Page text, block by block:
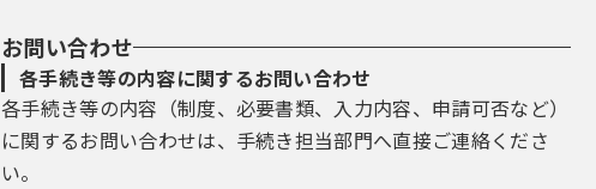
お問い合わせ
各手続き等の内容に関するお問い合わせ
各手続き等の内容（制度、必要書類、入力内容、申請可否など）
に関するお問い合わせは、手続き担当部門へ直接ご連絡くださ
い。